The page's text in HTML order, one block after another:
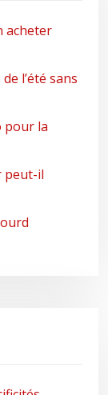
acheter
l’été sans
pour la
peut-il